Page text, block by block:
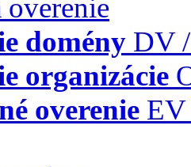
domény DV
organizácie
overenie EV